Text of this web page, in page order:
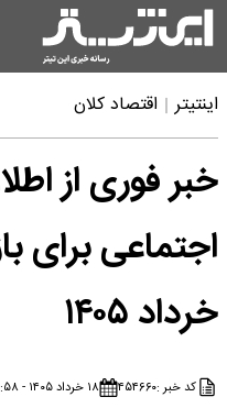
اینتیتر اقتصاد کلان
خبر فوری از
اجتماعی برای
خرداد ۱۴۰۵
کد خبر :۴۵۴۶۶۰ ۱۸ خرداد ۱۴۰۵ - ۱۷:۵۸